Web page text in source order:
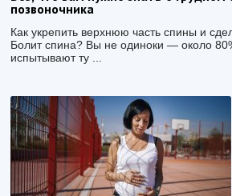
позвоночника
Как укрепить верхнюю часть спины и
Болит спина? Вы не одиноки — около
испытывают ту ...